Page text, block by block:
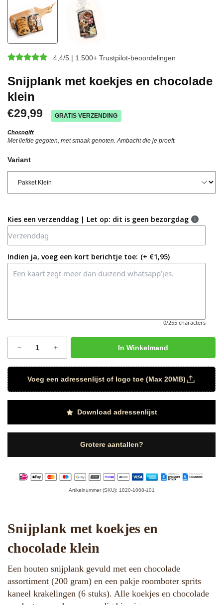
4,4/5 | 1.500+ Trustpilot-beoordelingen
Snijplank met koekjes en chocolade
klein
€29,99 GRATIS VERZENDING
Chocogift
Met liefde gegoten, met smaak genoten. Ambacht die je proeft.
Variant
Kies een verzenddag | Let op: dit is geen bezorgdag
Indien ja, voeg een kort berichtje toe: (+ €1,95)
0/255 characters
In Winkelmand
Voeg een adressenlijst of logo toe (Max 20MB)
Download adressenlijst
Grotere aantallen?
Artikelnummer (SKU): 1820-1008-101
Snijplank met koekjes en
chocolade klein
Een houten snijplank gevuld met een chocolade
assortiment (200 gram) en een pakje roomboter sprits
kaneel krakelingen (6 stuks). Alle koekjes en chocolade